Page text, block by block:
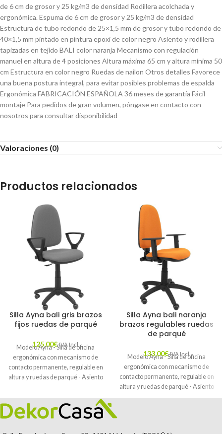
de 6 cm de grosor y 25 kg/m3 de densidad Rodillera acolchada y
ergonómica. Espuma de 6 cm de grosor y 25 kg/m3 de densidad
Estructura de tubo redondo de 25×1,5 mm de grosor y tubo redondo de
40×1,5 mm pintado en pintura epoxi de color negro Asiento y rodillera
tapizadas en tejido BALI color naranja Mecanismo con regulación
manuel en altura de 4 posiciones Altura máxima 65 cm y altura mínima 50
cm Estructura en color negro Ruedas de nailon Otros detalles Favorece
una buena postura integral, para evitar posibles problemas de espalda
Ergonómica FABRICACIÓN ESPAÑOLA 36 meses de garantía Fácil
montaje Para pedidos de gran volumen, póngase en contacto con
nosotros para consultar disponibilidad
Valoraciones (0)
Productos relacionados
Silla Ayna bali gris brazos
fijos ruedas de parqué
125,00€ IVA Incl.
Modelo Ayna - Silla de oficina
ergonómica con mecanismo de
contacto permanente, regulable en
altura y ruedas de parqué - Asiento
color gris (BRAZOS FIJOS
INCLUIDOS)
Silla Ayna bali naranja
brazos regulables ruedas
de parqué
133,00€ IVA Incl.
Modelo Ayna - Silla de oficina
ergonómica con mecanismo de
contacto permanente, regulable en
altura y ruedas de parqué - Asiento
y respaldo tapizados en tejido BALI